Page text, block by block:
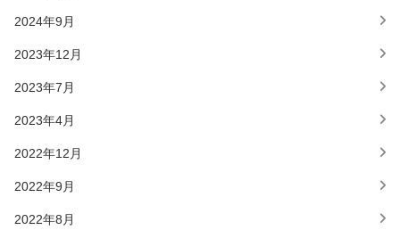
2024年9月
2023年12月
2023年7月
2023年4月
2022年12月
2022年9月
2022年8月